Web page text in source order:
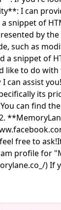
I can
snippet of
by
such as
a snippet of
like to do
can assist
its
can find
free to
profile for
) If